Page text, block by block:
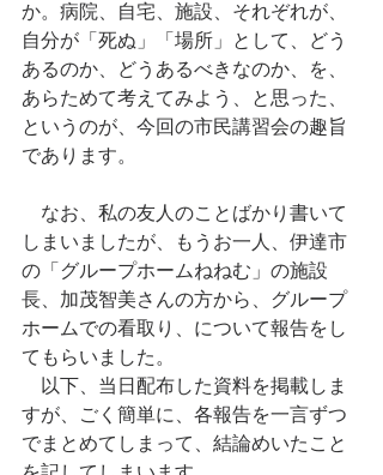
か。病院、自宅、施設、それぞれが、
自分が「死ぬ」「場所」として、どう
あるのか、どうあるべきなのか、を、
あらためて考えてみよう、と思った、
というのが、今回の市民講習会の趣旨
であります。
なお、私の友人のことばかり書いて
しまいましたが、もうお一人、伊達市
の「グループホームねねむ」の施設
長、加茂智美さんの方から、グループ
ホームでの看取り、について報告をし
てもらいました。
以下、当日配布した資料を掲載しま
すが、ごく簡単に、各報告を一言ずつ
でまとめてしまって、結論めいたこと